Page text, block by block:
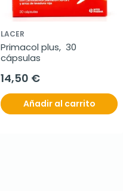
LACER
Primacol plus,  30
cápsulas
14,50 €
Añadir al carrito